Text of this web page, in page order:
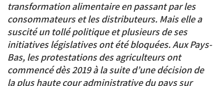
transformation alimentaire en passant par les
consommateurs et les distributeurs. Mais elle a
suscité un tollé politique et plusieurs de ses
initiatives législatives ont été bloquées. Aux Pays-
Bas, les protestations des agriculteurs ont
commencé dès 2019 à la suite d’une décision de
la plus haute cour administrative du pays sur